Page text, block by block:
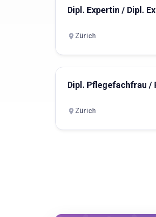
Dipl. Expertin / Dipl.
Zürich
Dipl. Pflegefachfrau /
Zürich